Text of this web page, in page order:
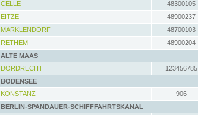
CELLE
48300105
EITZE
48900237
MARKLENDORF
48700103
RETHEM
48900204
ALTE MAAS
DORDRECHT
123456785
BODENSEE
KONSTANZ
906
BERLIN-SPANDAUER-SCHIFFFAHRTSKANAL